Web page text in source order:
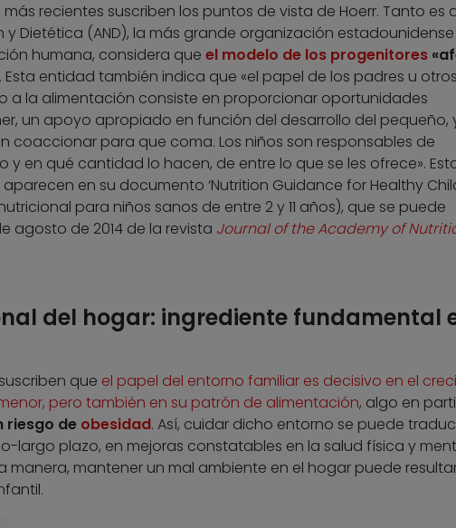
recientes suscriben los puntos de vista de Hoerr. Tanto es
y Dietética (AND), la más grande organización
humana, considera que el modelo de los progenitores
Esta entidad también indica que «el papel de los padres u otros
a la alimentación consiste en proporcionar oportunidades
un apoyo apropiado en función del desarrollo del pequeño,
coaccionar para que coma. Los niños son responsables de
y en qué cantidad lo hacen, de entre lo que se les ofrece».
en su documento ‘Nutrition Guidance for Healthy
nutricional para niños sanos de entre 2 y 11 años), que se puede
agosto de 2014 de la revista Journal of the Academy of
del hogar: ingrediente fundamental
que el papel del entorno familiar es decisivo en el
pero también en su patrón de alimentación, algo en
riesgo de obesidad. Así, cuidar dicho entorno se puede
largo plazo, en mejoras constatables en la salud física y
manera, mantener un mal ambiente en el hogar puede